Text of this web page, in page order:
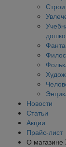
Новости
Статьи
Акции
Прайс-лист
О магазине